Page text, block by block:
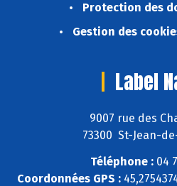
Protection des
Gestion des
Label
9007 rue des
73300 St-Jean-
Téléphone : 04
Coordonnées GPS :